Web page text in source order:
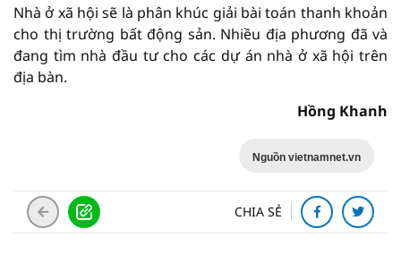
Nhà ở xã hội sẽ là phân khúc giải bài toán thanh khoản
cho thị trường bất động sản. Nhiều địa phương đã và
đang tìm nhà đầu tư cho các dự án nhà ở xã hội trên
địa bàn.
Hồng Khanh
Nguồn vietnamnet.vn
CHIA SẺ